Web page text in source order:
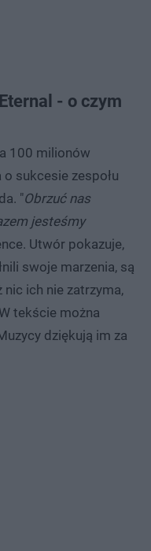
- o czym
100 milionów
sukcesie zespołu
"Obrzuć nas
jesteśmy
Utwór pokazuje,
swoje marzenia, są
ich nie zatrzyma,
tekście można
dziękują im za